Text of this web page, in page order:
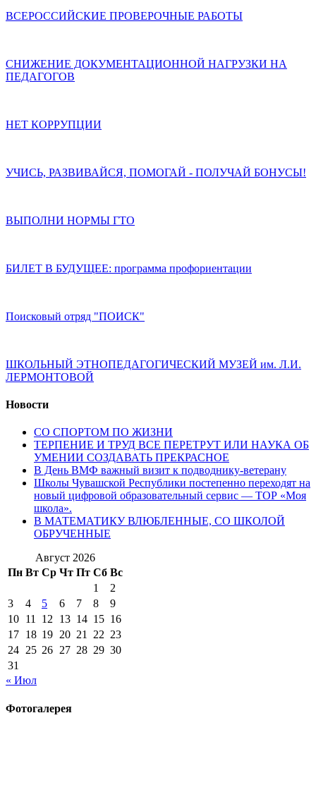
ВСЕРОССИЙСКИЕ ПРОВЕРОЧНЫЕ РАБОТЫ
СНИЖЕНИЕ ДОКУМЕНТАЦИОННОЙ НАГРУЗКИ НА
ПЕДАГОГОВ
НЕТ КОРРУПЦИИ
УЧИСЬ, РАЗВИВАЙСЯ, ПОМОГАЙ - ПОЛУЧАЙ БОНУСЫ!
ВЫПОЛНИ НОРМЫ ГТО
БИЛЕТ В БУДУЩЕЕ: программа профориентации
Поисковый отряд "ПОИСК"
ШКОЛЬНЫЙ ЭТНОПЕДАГОГИЧЕСКИЙ МУЗЕЙ им. Л.И.
ЛЕРМОНТОВОЙ
Новости
СО СПОРТОМ ПО ЖИЗНИ
ТЕРПЕНИЕ И ТРУД ВСЕ ПЕРЕТРУТ ИЛИ НАУКА ОБ
УМЕНИИ СОЗДАВАТЬ ПРЕКРАСНОЕ
В День ВМФ важный визит к подводнику-ветерану
Школы Чувашской Республики постепенно переходят на
новый цифровой образовательный сервис — ТОР «Моя
школа».
В МАТЕМАТИКУ ВЛЮБЛЕННЫЕ, СО ШКОЛОЙ
ОБРУЧЕННЫЕ
Август 2026
Пн Вт Ср Чт Пт Сб Вс
1
2
3
4 5 6 7 8
9
10 11 12 13 14 15 16
17 18 19 20 21 22 23
24 25 26 27 28 29 30
31
« Июл
Фотогалерея